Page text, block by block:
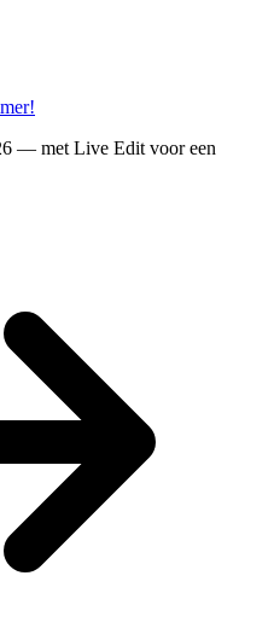
— met Live Edit voor een